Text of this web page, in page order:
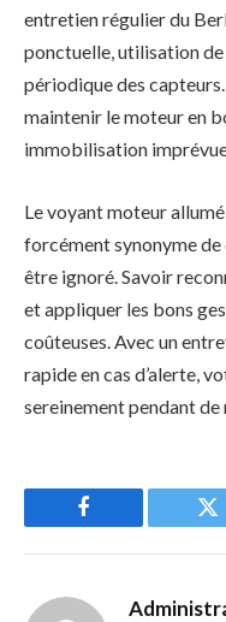
entretien régulier du
ponctuelle, utilisation
périodique des
maintenir le moteur en
immobilisation
Le voyant moteur
forcément synonyme
être ignoré. Savoir
et appliquer les bons
coûteuses. Avec un
rapide en cas d’alerte,
sereinement pendant
Facebook